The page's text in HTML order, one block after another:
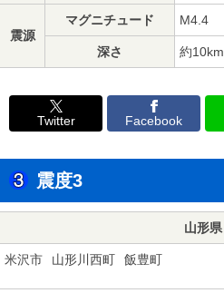
震源
マグニチュード M4.4
深さ 約10km
Twitter Facebook
震度3
山形県
米沢市 山形川西町 飯豊町